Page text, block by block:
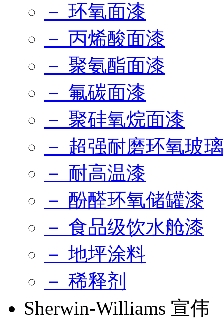
－ 环氧面漆
－ 丙烯酸面漆
－ 聚氨酯面漆
－ 氟碳面漆
－ 聚硅氧烷面漆
－ 超强耐磨环氧玻
－ 耐高温漆
－ 酚醛环氧储罐漆
－ 食品级饮水舱漆
－ 地坪涂料
－ 稀释剂
Sherwin-Williams 宣伟